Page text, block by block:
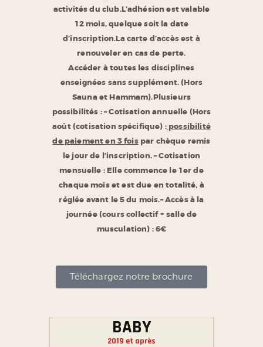
activités du club.L’adhésion est valable
12 mois, quelque soit la date
d’inscription.La carte d’accès est à
renouveler en cas de perte.
Accéder à toutes les disciplines
enseignées sans supplément. (Hors
Sauna et Hammam).Plusieurs
possibilités :– Cotisation annuelle (Hors
août (cotisation spécifique) :possibilité
de paiement en 3 foispar chèque remis
le jour de l’inscription.– Cotisation
mensuelle : Elle commence le 1er de
chaque mois et est due en totalité, à
réglée avant le 5 du mois.– Accès à la
journée (cours collectif + salle de
musculation) : 6€
Téléchargez notre brochure
BABY
2019 et après